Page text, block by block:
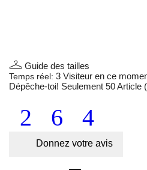
Guide des tailles
Temps réel: 3 Visiteur en ce
Dépêche-toi! Seulement 50Article
Donnez votre avis